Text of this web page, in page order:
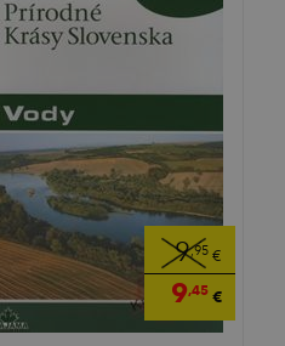
9,95 €
9,45 €